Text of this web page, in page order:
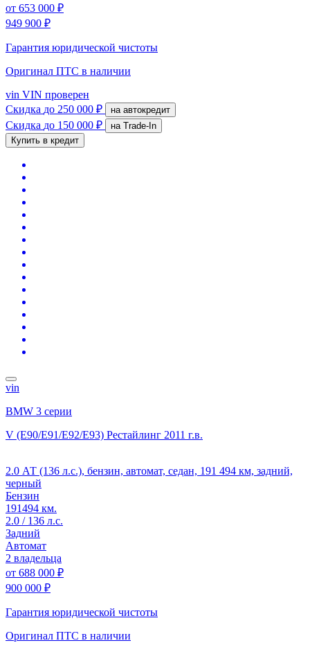
от 653 000 ₽
949 900 ₽
Гарантия юридической чистоты
Оригинал ПТС в наличии
vin VIN проверен
Скидка до 250 000 ₽ на автокредит
Скидка до 150 000 ₽
на Trade-In
Купить в кредит
vin
BMW 3 серии
V (E90/E91/E92/E93) Рестайлинг 2011 г.в.
2.0 АТ (136 л.с.), бензин, автомат, седан, 191 494 км, задний,
черный
Бензин
191494 км.
2.0 / 136 л.с.
Задний
Автомат
2 владельца
от 688 000 ₽
900 000 ₽
Гарантия юридической чистоты
Оригинал ПТС в наличии